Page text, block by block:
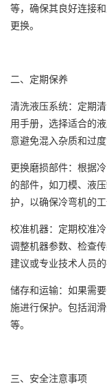
等，确保其良好连接
更换。
二、定期保养
清洗液压系统：定期
用手册，选择适合的
意避免混入杂质和过度
更换磨损部件：根据
的部件，如刀模、液
护，以确保冷弯机的工
校准机器：定期校准
调整机器参数、检查
建议或专业技术人员的
储存和运输：如果需
施进行保护。包括润
等。
三、安全注意事项